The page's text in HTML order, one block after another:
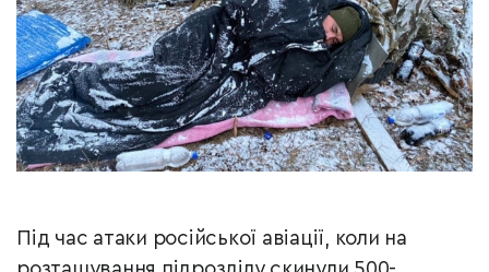
Під час атаки російської авіації, коли на